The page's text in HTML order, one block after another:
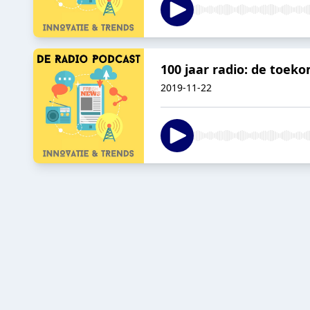
100 jaar radio: de
2019-11-22